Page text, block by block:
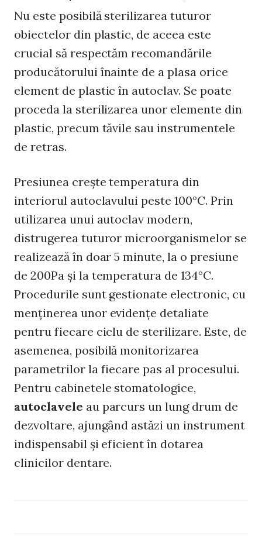
Nu este posibilă sterilizarea tuturor
obiectelor din plastic, de aceea este
crucial să respectăm recomandările
producătorului înainte de a plasa orice
element de plastic în autoclav. Se poate
proceda la sterilizarea unor elemente din
plastic, precum tăvile sau instrumentele
de retras.
Presiunea crește temperatura din
interiorul autoclavului peste 100°C. Prin
utilizarea unui autoclav modern,
distrugerea tuturor microorganismelor se
realizează în doar 5 minute, la o presiune
de 200Pa și la temperatura de 134°C.
Procedurile sunt gestionate electronic, cu
menținerea unor evidențe detaliate
pentru fiecare ciclu de sterilizare. Este, de
asemenea, posibilă monitorizarea
parametrilor la fiecare pas al procesului.
Pentru cabinetele stomatologice,
autoclavele au parcurs un lung drum de
dezvoltare, ajungând astăzi un instrument
indispensabil și eficient în dotarea
clinicilor dentare.